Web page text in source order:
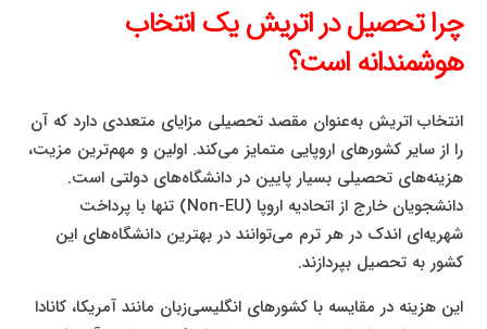
چرا تحصیل در اتریش یک انتخاب
هوشمندانه است؟
انتخاب اتریش به‌عنوان مقصد تحصیلی مزایای متعددی دارد که آن
را از سایر کشورهای اروپایی متمایز می‌کند. اولین و مهم‌ترین مزیت،
هزینه‌های تحصیلی بسیار پایین در دانشگاه‌های دولتی است.
دانشجویان خارج از اتحادیه اروپا (Non-EU) تنها با پرداخت
شهریه‌ای اندک در هر ترم می‌توانند در بهترین دانشگاه‌های این
کشور به تحصیل بپردازند.
این هزینه در مقایسه با کشورهای انگلیسی‌زبان مانند آمریکا، کانادا